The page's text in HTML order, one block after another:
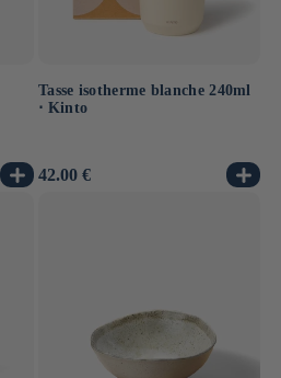
Tasse isotherme blanche 240ml
⋅ Kinto
Prix
42.00 €